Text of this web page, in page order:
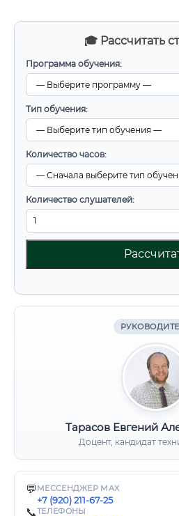
🎓 Рассчитать
Программа обучения:
Тип обучения:
Количество часов:
Количество слушателей:
Тарасов Евгений
Доцент, кандидат
💬 МЕССЕНДЖЕР MAX
+7 (920) 211-67-25
📞ТЕЛЕФОНЫ